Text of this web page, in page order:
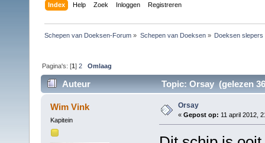
Index Help Zoek Inloggen Registreren
Schepen van Doeksen-Forum » Schepen van Doeksen» Doeksen slepers
Pagina's: [1]2 Omlaag
Auteur Topic: Orsay (gelezen
Wim Vink
Kapitein
Orsay
« Gepost op: 11 april 2012,